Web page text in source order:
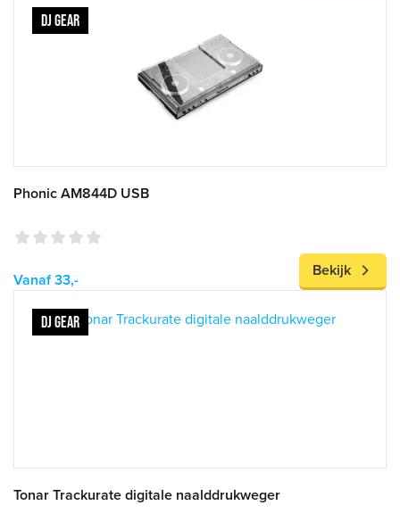
DJ GEAR
Phonic AM844D USB
Vanaf 33,-
Bekijk
DJ GEAR
Tonar Trackurate digitale naalddrukweger